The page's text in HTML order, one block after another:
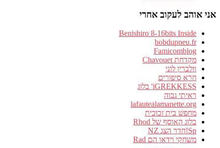
אני אוהב לעקוב אחרי
Benishiro 8-16bits Inside
bobdupneu.fr
Famicomblog
מקדחת Chavouet
וולברין לוני
חרא סיפורים
iGREKKESS' בלוג
ראיתי גבוה
lafautealamanette.org
מחפש בית זכוכית
בלוג האוסף של Rhod
Sp!חדר הצג NZ
משחקי וידאו הם Rad